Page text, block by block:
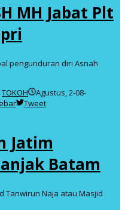
MH Jabat Plt
pengunduran diri Asnah
TOKOH
Agustus, 2-08-
Tweet
Jatim
Batam
Tanwirun Naja atau Masjid